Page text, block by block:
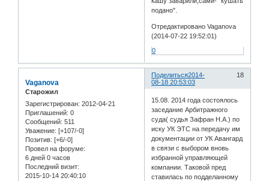
подано".
Отредактировано Vaganova
(2014-07-22 19:52:01)
0
Поделиться 18
2014-
08-18 20:53:03
Vaganova
Старожил
Зарегистрирован: 2012-04-21
Приглашений: 0
Сообщений: 511
Уважение: [+107/-0]
Позитив: [+6/-0]
Провел на форуме:
6 дней 0 часов
Последний визит:
2015-10-14 20:40:10
15.08. 2014 года состоялось
заседание Арбитражного
суда( судья Зафран Н.А.) по
иску УК ЭТС на передачу им
документации от УК Авангард
в связи с выбором вновь
избранной управляющей
компании. Таковой пред
ставилась по подделанному